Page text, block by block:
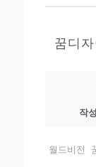
꿈디
작
월드비전